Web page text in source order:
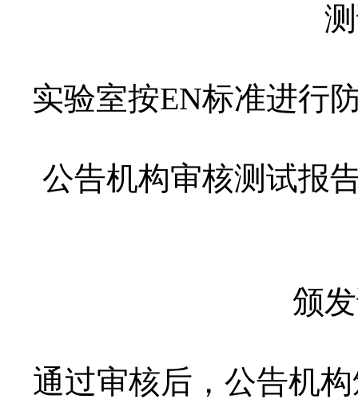
实验室按EN标准进行
公告机构审核测试报
颁
通过审核后，公告机